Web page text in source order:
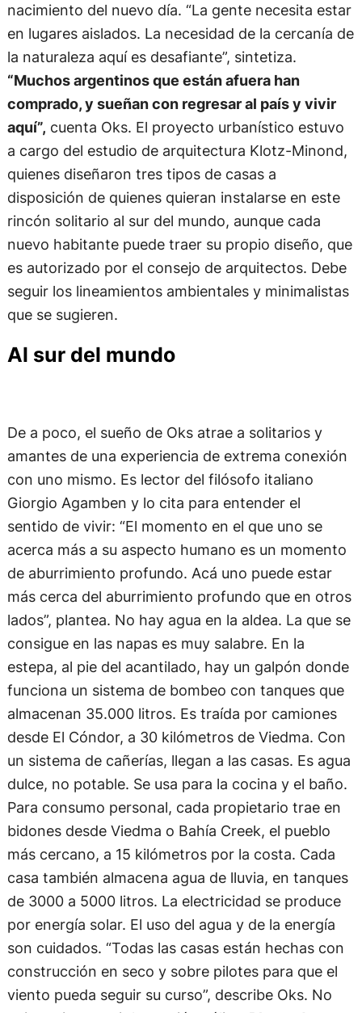
nacimiento del nuevo día. “La gente necesita estar
en lugares aislados. La necesidad de la cercanía de
la naturaleza aquí es desafiante”, sintetiza.
“Muchos argentinos que están afuera han
comprado, y sueñan con regresar al país y vivir
aquí”, cuenta Oks. El proyecto urbanístico estuvo
a cargo del estudio de arquitectura Klotz-Minond,
quienes diseñaron tres tipos de casas a
disposición de quienes quieran instalarse en este
rincón solitario al sur del mundo, aunque cada
nuevo habitante puede traer su propio diseño, que
es autorizado por el consejo de arquitectos. Debe
seguir los lineamientos ambientales y minimalistas
que se sugieren.
Al sur del mundo
De a poco, el sueño de Oks atrae a solitarios y
amantes de una experiencia de extrema conexión
con uno mismo. Es lector del filósofo italiano
Giorgio Agamben y lo cita para entender el
sentido de vivir: “El momento en el que uno se
acerca más a su aspecto humano es un momento
de aburrimiento profundo. Acá uno puede estar
más cerca del aburrimiento profundo que en otros
lados”, plantea. No hay agua en la aldea. La que se
consigue en las napas es muy salabre. En la
estepa, al pie del acantilado, hay un galpón donde
funciona un sistema de bombeo con tanques que
almacenan 35.000 litros. Es traída por camiones
desde El Cóndor, a 30 kilómetros de Viedma. Con
un sistema de cañerías, llegan a las casas. Es agua
dulce, no potable. Se usa para la cocina y el baño.
Para consumo personal, cada propietario trae en
bidones desde Viedma o Bahía Creek, el pueblo
más cercano, a 15 kilómetros por la costa. Cada
casa también almacena agua de lluvia, en tanques
de 3000 a 5000 litros. La electricidad se produce
por energía solar. El uso del agua y de la energía
son cuidados. “Todas las casas están hechas con
construcción en seco y sobre pilotes para que el
viento pueda seguir su curso”, describe Oks. No